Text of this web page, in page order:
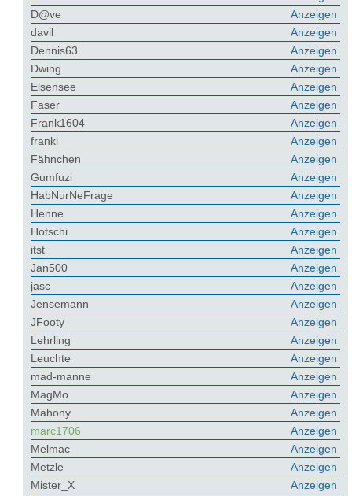
Anzeigen
D@ve
Anzeigen
davil
Anzeigen
Dennis63
Anzeigen
Dwing
Anzeigen
Elsensee
Anzeigen
Faser
Anzeigen
Frank1604
Anzeigen
franki
Anzeigen
Fähnchen
Anzeigen
Gumfuzi
Anzeigen
HabNurNeFrage
Anzeigen
Henne
Anzeigen
Hotschi
Anzeigen
itst
Anzeigen
Jan500
Anzeigen
jasc
Anzeigen
Jensemann
Anzeigen
JFooty
Anzeigen
Lehrling
Anzeigen
Leuchte
Anzeigen
mad-manne
Anzeigen
MagMo
Anzeigen
Mahony
Anzeigen
marc1706
Anzeigen
Melmac
Anzeigen
Metzle
Anzeigen
Mister_X